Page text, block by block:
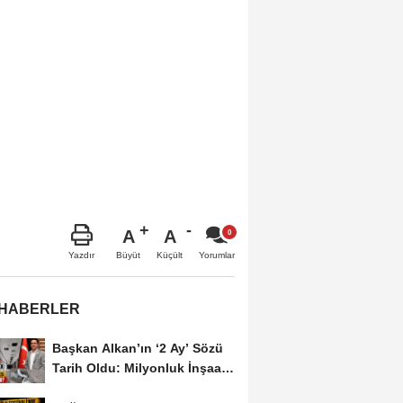
Yazdır
A
Büyüt
A
Küçült Yorumlar
Başkan Alkan’ın ‘2 Ay’ Sözü
Tarih Oldu: Milyonluk İnşaat